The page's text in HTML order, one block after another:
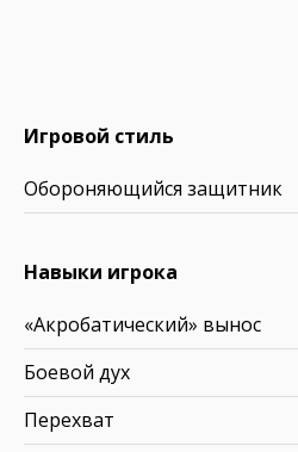
Игровой стиль
Обороняющийся защитник
Навыки игрока
«Акробатический» вынос
Боевой дух
Перехват